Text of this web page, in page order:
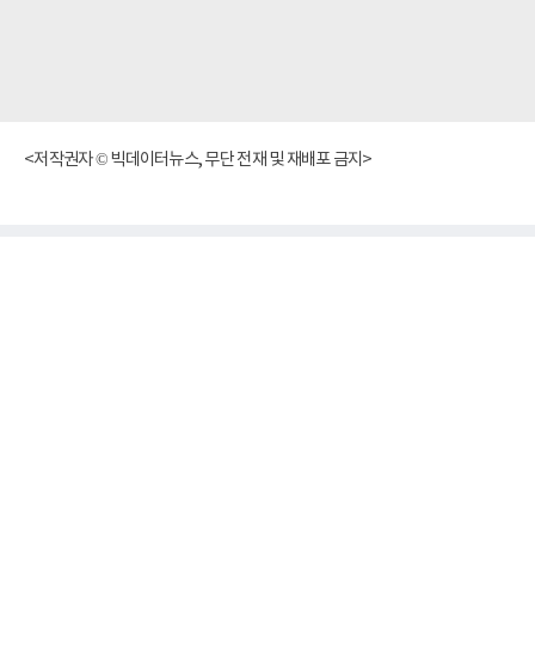
<저작권자 © 빅데이터뉴스, 무단 전재 및 재배포 금지>